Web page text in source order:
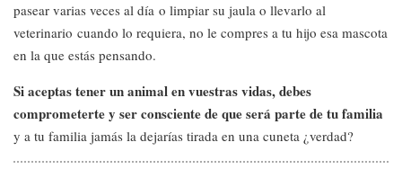
pasear varias veces al día o limpiar su jaula o llevarlo al
veterinario cuando lo requiera, no le compres a tu hijo esa mascota
en la que estás pensando.
Si aceptas tener un animal en vuestras vidas, debes
comprometerte y ser consciente de que será parte de tu familia
y a tu familia jamás la dejarías tirada en una cuneta ¿verdad?